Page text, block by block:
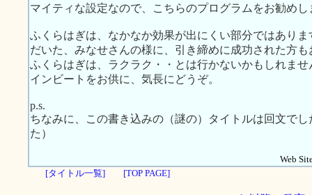
マイティな設定なので、こちらのプログラムをお勧めし
ふくらはぎは、なかなか効果が出にくい部分ではあり
だいた、みなせさんの様に、引き締めに成功された方も
ふくらはぎは、ラクラク・・とは行かないかもしれま
インビートをお供に、気長にどうぞ。
p.s.
ちなみに、この書き込みの（謎の）タイトルは回文で
た）
Web
[タイトル一覧]
[TOP PAGE]